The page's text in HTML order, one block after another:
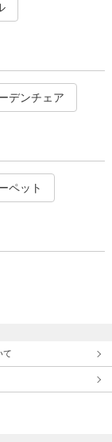
デンチェア
ペット
て